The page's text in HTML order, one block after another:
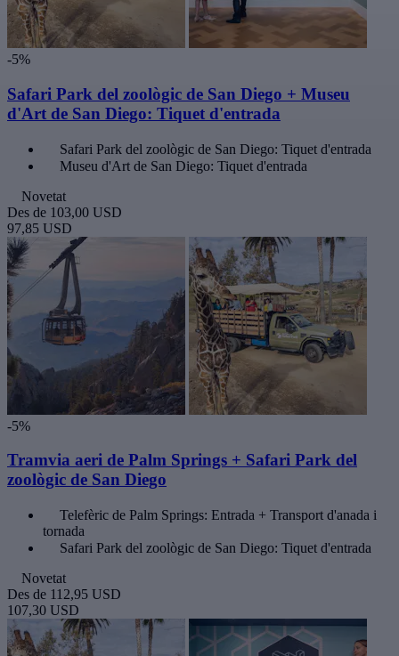
-5%
Safari Park del zoològic de San Diego + Museu
d'Art de San Diego: Tiquet d'entrada
Safari Park del zoològic de San Diego: Tiquet d'entrada
Museu d'Art de San Diego: Tiquet d'entrada
Novetat
Des de 103,00 USD
97,85 USD
-5%
Tramvia aeri de Palm Springs + Safari Park del
zoològic de San Diego
Telefèric de Palm Springs: Entrada + Transport d'anada i
tornada
Safari Park del zoològic de San Diego: Tiquet d'entrada
Novetat
Des de 112,95 USD
107,30 USD